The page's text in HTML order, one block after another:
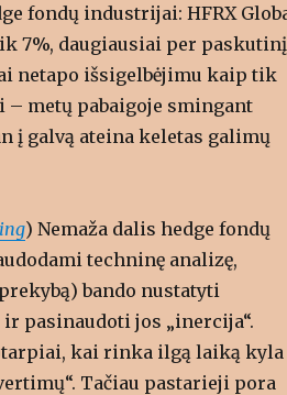
fondų industrijai: HFRX
7%, daugiausiai per paskutinį
netapo išsigelbėjimu kaip tik
– metų pabaigoje smingant
į galvą ateina keletas galimų
) Nemaža dalis hedge fondų
techninę analizę,
bando nustatyti
pasinaudoti jos „inercija“.
kai rinka ilgą laiką kyla
Tačiau pastarieji pora